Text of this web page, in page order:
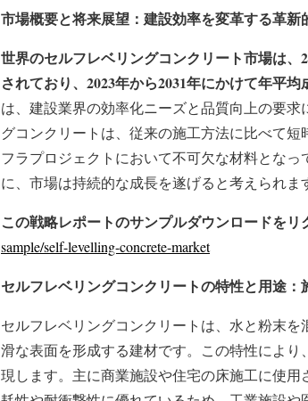
市場概要と将来展望：建設効率を変革する革新
世界のセルフレベリングコンクリート市場は、
されており、2023年から2031年にかけて年平
は、建設業界の効率化ニーズと品質向上の要
グコンクリートは、従来の施工方法に比べて
フラプロジェクトにおいて不可欠な材料とな
に、市場は持続的な成長を遂げると考えられま
この戦略レポートのサンプルダウンロードをリ
sample/self-levelling-concrete-market
セルフレベリングコンクリートの特性と用途：
セルフレベリングコンクリートは、水と粉末
滑な表面を形成する建材です。この特性によ
現します。主に商業施設や住宅の床施工に使